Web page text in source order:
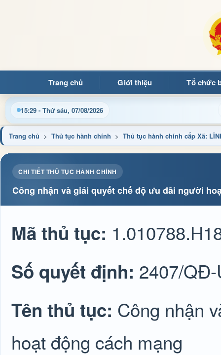
Trang chủ Giới thiệu Tổ chức
15:29 - Thứ sáu, 07/08/2026
đọc đến với Trang thông tin điện tử xã Mường Ảng
Trang chủ > Thủ tục hành chính > Thủ tục hành chính cấp Xã:
CHI TIẾT THỦ TỤC HÀNH CHÍNH
Công nhận và giải quyết chế độ ưu đãi người
Mã thủ tục:
Số quyết định: 2407/
Tên thủ tục: Công nhận
hoạt động cách mạng